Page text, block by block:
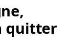
quitter